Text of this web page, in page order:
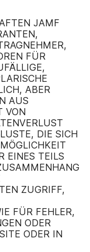
JAMF
FÜR
ABER
AUS
VON
DIE SICH
EINES TEILS
ZUGRIFF,
FÜR FEHLER,
ODER
ODER IN